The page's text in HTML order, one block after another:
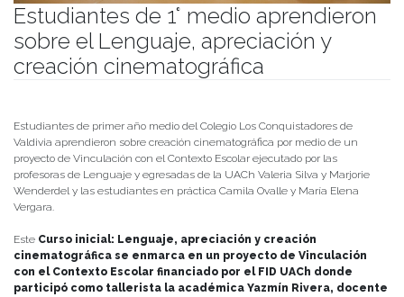
Estudiantes de 1° medio aprendieron
sobre el Lenguaje, apreciación y
creación cinematográfica
Estudiantes de primer año medio del Colegio Los Conquistadores de
Valdivia aprendieron sobre creación cinematográfica por medio de un
proyecto de Vinculación con el Contexto Escolar ejecutado por las
profesoras de Lenguaje y egresadas de la UACh Valeria Silva y Marjorie
Wenderdel y las estudiantes en práctica Camila Ovalle y María Elena
Vergara.
Este Curso inicial: Lenguaje, apreciación y creación
cinematográfica se enmarca en un proyecto de Vinculación
con el Contexto Escolar financiado por el FID UACh donde
participó como tallerista la académica Yazmín Rivera, docente